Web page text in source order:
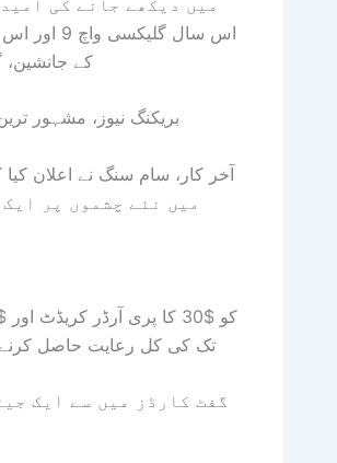
کے جانشین، گلیکسی واچ
بریکنگ نیوز، مشہور
آخر کار، سام سنگ نے اعلان
تک کی کل رعایت حاصل کرنے